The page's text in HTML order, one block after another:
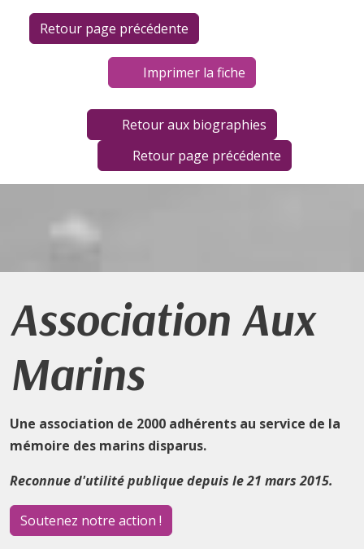
Imprimer la fiche
Retour aux biographies
Retour page précédente
Association Aux
Marins
Une association de 2000 adhérents au service de la
mémoire des marins disparus.
Reconnue d'utilité publique depuis le 21 mars 2015.
Soutenez notre action !